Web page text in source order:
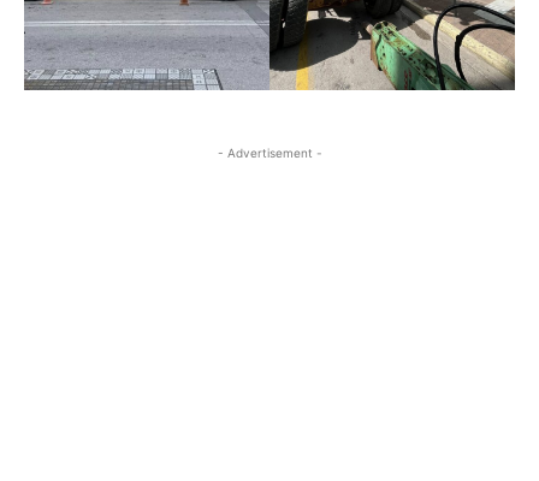
- Advertisement -